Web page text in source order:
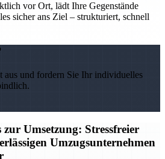
vor Ort, lädt Ihre Gegenstände
sicher ans Ziel – strukturiert, schnell
aus und fordern Sie Ihr individuelles
Umsetzung: Stressfreier
Umzugsunternehmen